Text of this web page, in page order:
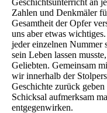
Zahlen und Denkmäler
Gesamtheit der Opfer
uns aber etwas
jeder einzelnen Nummer
sein Leben lassen
Geliebten. Gemeinsam
wir innerhalb der
Geschichte zurück
Schicksal aufmerksam
entgegenwirken.